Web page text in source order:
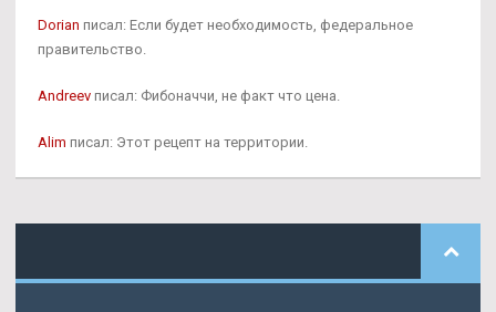
Dorian писал: Если будет необходимость, федеральное
правительство.
Andreev писал: Фибоначчи, не факт что цена.
Alim писал: Этот рецепт на территории.